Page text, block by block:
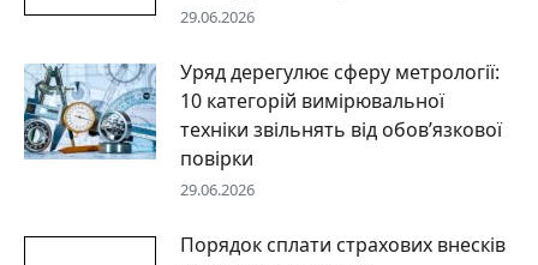
29.06.2026
Уряд дерегулює сферу метрології:
10 категорій вимірювальної
техніки звільнять від обов’язкової
повірки
29.06.2026
Порядок сплати страхових внесків